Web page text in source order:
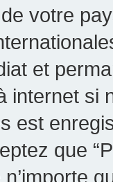
votre
et
internet si
est
que